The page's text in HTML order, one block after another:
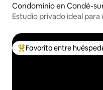
Condominio en Condé-
Estudio privado ideal
De los mejores en
Favorito entre